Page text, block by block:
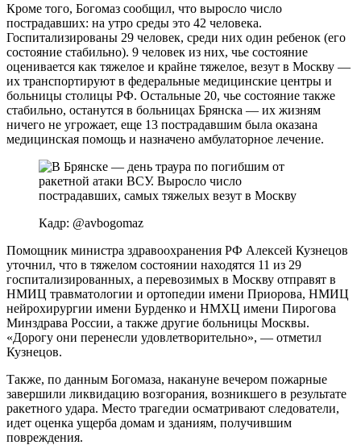
Кроме того, Богомаз сообщил, что выросло число
пострадавших: на утро среды это 42 человека.
Госпитализированы 29 человек, среди них один ребенок (его
состояние стабильно). 9 человек из них, чье состояние
оценивается как тяжелое и крайне тяжелое, везут в Москву —
их транспортируют в федеральные медицинские центры и
больницы столицы РФ. Остальные 20, чье состояние также
стабильно, останутся в больницах Брянска — их жизням
ничего не угрожает, еще 13 пострадавшим была оказана
медицинская помощь и назначено амбулаторное лечение.
Кадр: @avbogomaz
Помощник министра здравоохранения РФ Алексей Кузнецов
уточнил, что в тяжелом состоянии находятся 11 из 29
госпитализированных, а перевозимых в Москву отправят в
НМИЦ травматологии и ортопедии имени Приорова, НМИЦ
нейрохирургии имени Бурденко и НМХЦ имени Пирогова
Минздрава России, а также другие больницы Москвы.
«Дорогу они перенесли удовлетворительно», — отметил
Кузнецов.
Также, по данным Богомаза, накануне вечером пожарные
завершили ликвидацию возгорания, возникшего в результате
ракетного удара. Место трагедии осматривают следователи,
идет оценка ущерба домам и зданиям, получившим
повреждения.